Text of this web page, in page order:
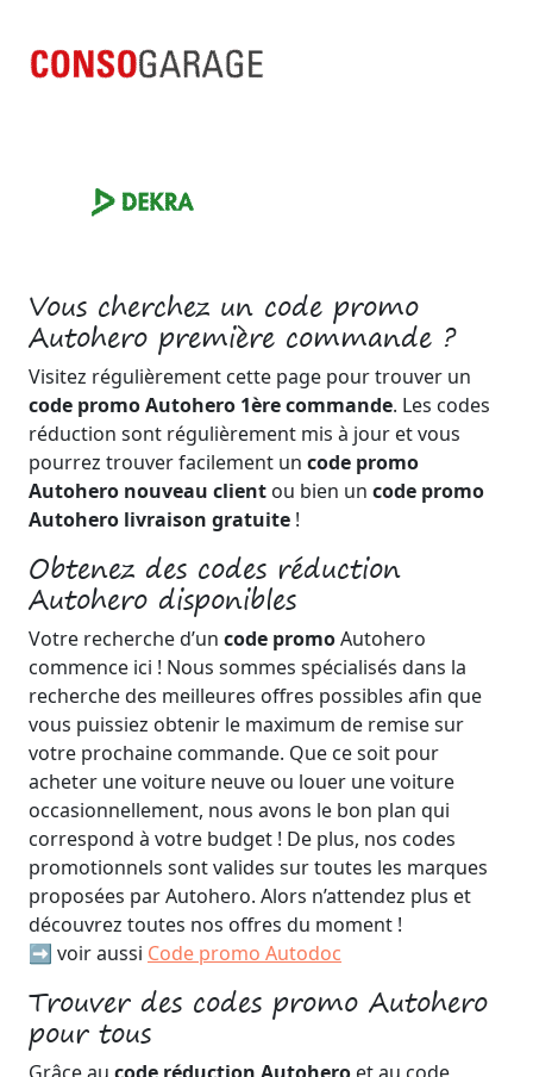
Vous cherchez un code promo
Autohero première commande ?
Visitez régulièrement cette page pour trouver un
code promo Autohero 1ère commande. Les codes
réduction sont régulièrement mis à jour et vous
pourrez trouver facilement un code promo
Autohero nouveau client ou bien un code promo
Autohero livraison gratuite !
Obtenez des codes réduction
Autohero disponibles
Votre recherche d’un code promoAutohero
commence ici ! Nous sommes spécialisés dans la
recherche des meilleures offres possibles afin que
vous puissiez obtenir le maximum de remise sur
votre prochaine commande. Que ce soit pour
acheter une voiture neuve ou louer une voiture
occasionnellement, nous avons le bon plan qui
correspond à votre budget ! De plus, nos codes
promotionnels sont valides sur toutes les marques
proposées par Autohero. Alors n’attendez plus et
découvrez toutes nos offres du moment !
➡️ voir aussi Code promo Autodoc
Trouver des codes promo Autohero
pour tous